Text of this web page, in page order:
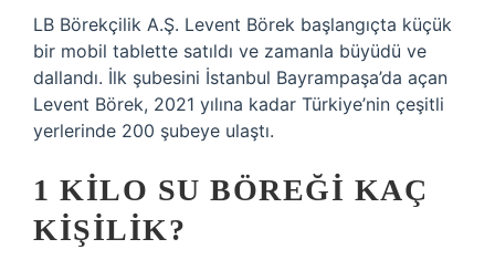
LB Börekçilik A.Ş. Levent Börek başlangıçta küçük
bir mobil tablette satıldı ve zamanla büyüdü ve
dallandı. İlk şubesini İstanbul Bayrampaşa’da açan
Levent Börek, 2021 yılına kadar Türkiye’nin çeşitli
yerlerinde 200 şubeye ulaştı.
1 KILO SU BÖREĞI KAÇ
KIŞILIK?